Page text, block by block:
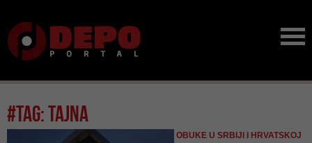
#tag: tajna
OBUKE U SRBIJI I HRVATSKOJ